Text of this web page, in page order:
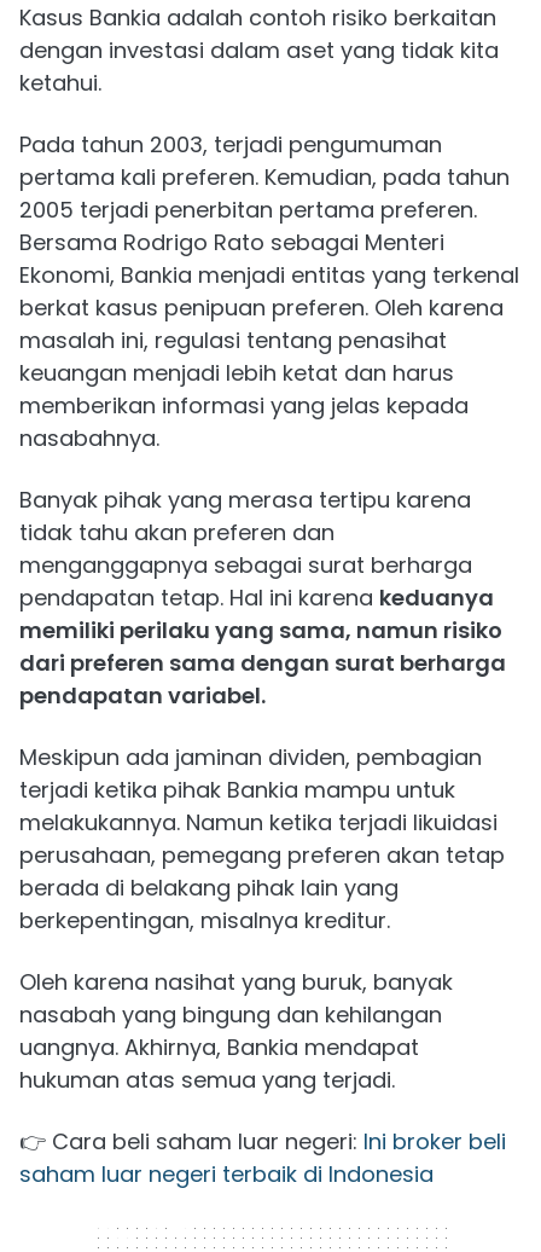
Kasus Bankia adalah contoh risiko berkaitan
dengan investasi dalam aset yang tidak kita
ketahui.
Pada tahun 2003, terjadi pengumuman
pertama kali preferen. Kemudian, pada tahun
2005 terjadi penerbitan pertama preferen.
Bersama Rodrigo Rato sebagai Menteri
Ekonomi, Bankia menjadi entitas yang terkenal
berkat kasus penipuan preferen. Oleh karena
masalah ini, regulasi tentang penasihat
keuangan menjadi lebih ketat dan harus
memberikan informasi yang jelas kepada
nasabahnya.
Banyak pihak yang merasa tertipu karena
tidak tahu akan preferen dan
menganggapnya sebagai surat berharga
pendapatan tetap. Hal ini karena keduanya
memiliki perilaku yang sama, namun risiko
dari preferen sama dengan surat berharga
pendapatan variabel.
Meskipun ada jaminan dividen, pembagian
terjadi ketika pihak Bankia mampu untuk
melakukannya. Namun ketika terjadi likuidasi
perusahaan, pemegang preferen akan tetap
berada di belakang pihak lain yang
berkepentingan, misalnya kreditur.
Oleh karena nasihat yang buruk, banyak
nasabah yang bingung dan kehilangan
uangnya. Akhirnya, Bankia mendapat
hukuman atas semua yang terjadi.
👉 Cara beli saham luar negeri: Ini broker beli
saham luar negeri terbaik di Indonesia
300 x 250